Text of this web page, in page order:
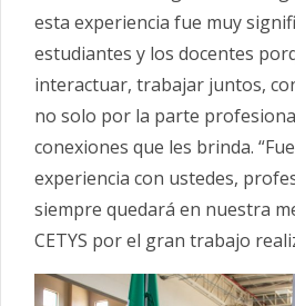
esta experiencia fue muy
estudiantes y los docentes
interactuar, trabajar juntos,
no solo por la parte
conexiones que les brinda.
experiencia con ustedes,
siempre quedará en nuestra
CETYS por el gran trabajo